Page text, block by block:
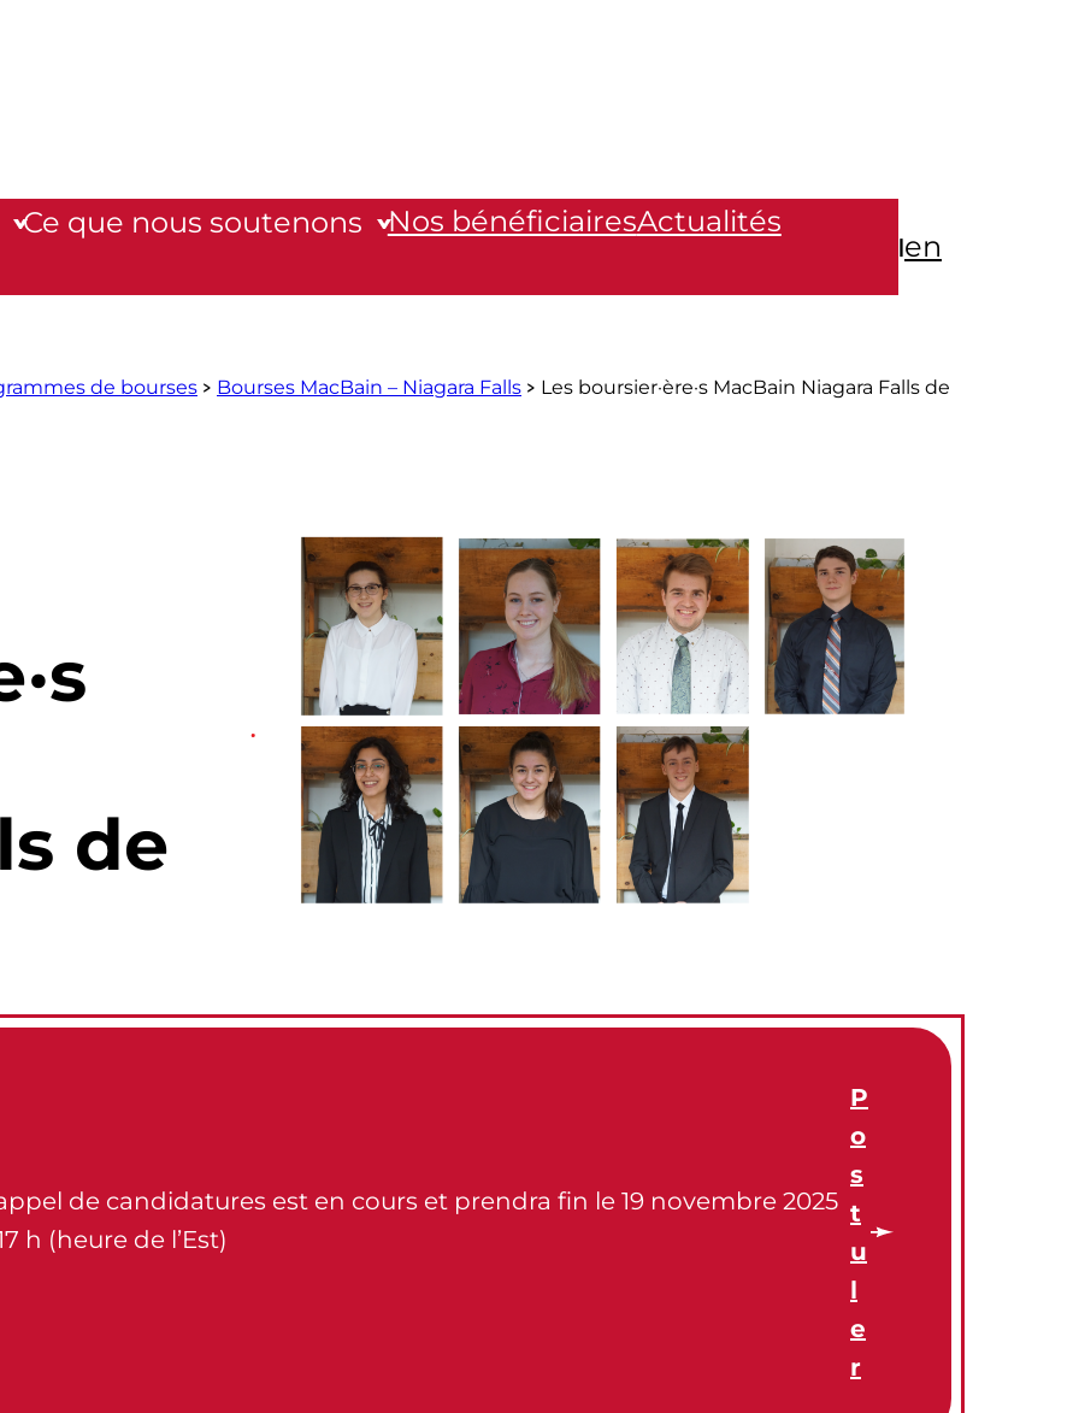
Ce que nous soutenons Nos bénéficiairesActualités
|en
de bourses Bourses MacBain – Niagara Falls Les boursier·ère·s MacBain Niagara Falls de
de
de candidatures est en cours et prendra fin le 19 novembre 2025
h (heure de l’Est)
P
o
s
t
u
l
e
r